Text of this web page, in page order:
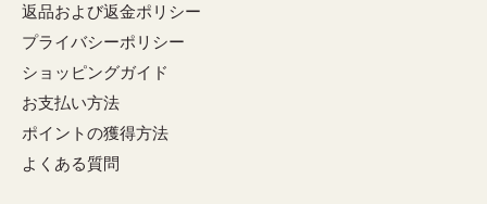
返品および返金ポリシー
プライバシーポリシー
ショッピングガイド
お支払い方法
ポイントの獲得方法
よくある質問